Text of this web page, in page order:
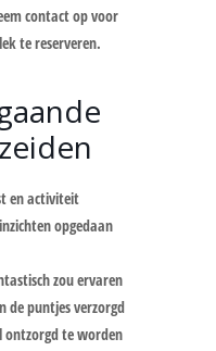
contact op voor
te reserveren.
en activiteit
opgedaan
zou ervaren
de puntjes verzorgd
ontzorgd te worden